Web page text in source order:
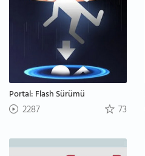
Portal: Flash Sürümü
2287 73